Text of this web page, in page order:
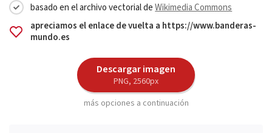
basado en el archivo vectorial deWikimedia Commons
apreciamos el enlace de vuelta a https://www.banderas-
mundo.es
Descargar imagen
PNG, 2560px
más opciones a continuación